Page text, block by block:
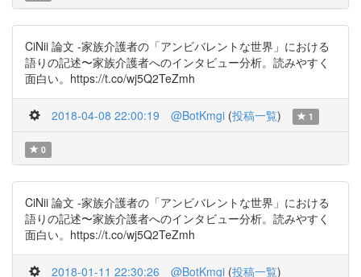
CiNii 論文 -家族介護者の「アンビバレントな世界」における
語りの記述〜家族介護者へのインタビュー分析。読みやすく
面白い。https://t.co/wj5Q2TeZmh
2018-04-08 22:00:19 @BotKmgi (投稿一覧) 1
0
CiNii 論文 -家族介護者の「アンビバレントな世界」における
語りの記述〜家族介護者へのインタビュー分析。読みやすく
面白い。https://t.co/wj5Q2TeZmh
2018-01-11 22:30:26 @BotKmgi (投稿一覧)